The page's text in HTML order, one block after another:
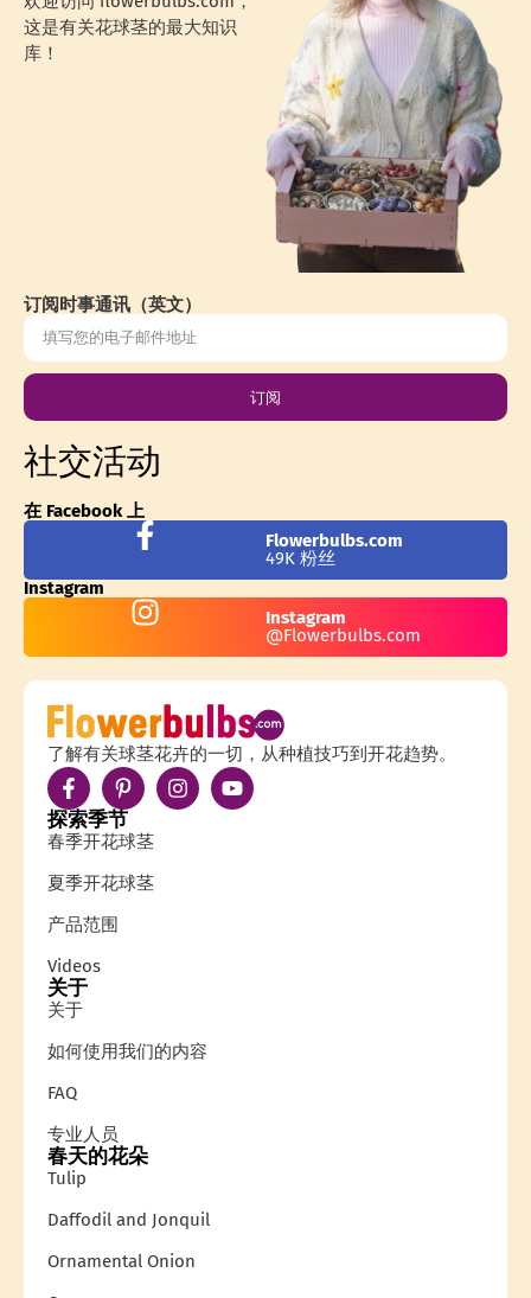
这是有关花球茎的最大知识
库！
订阅时事通讯（英文）
订阅
社交活动
在 Facebook 上
Flowerbulbs.com
49K 粉丝
Instagram
Instagram
@Flowerbulbs.com
了解有关球茎花卉的一切，从种植技巧到开花趋势。
探索季节
春季开花球茎
夏季开花球茎
产品范围
Videos
关于
关于
如何使用我们的内容
FAQ
专业人员
春天的花朵
Tulip
Daffodil and Jonquil
Ornamental Onion